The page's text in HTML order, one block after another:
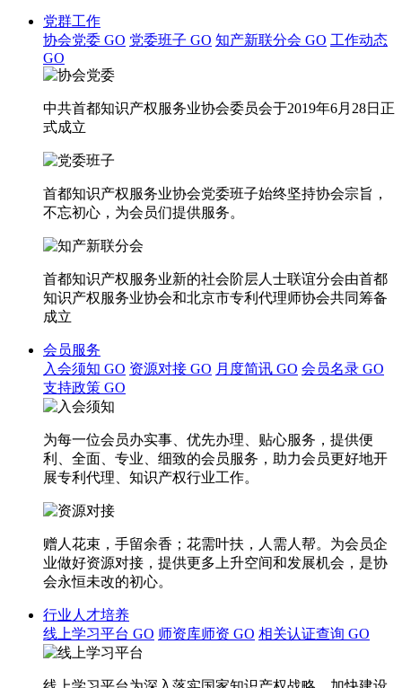
党群工作
协会党委 GO 党委班子 GO 知产新联分会 GO 工作动态
GO
中共首都知识产权服务业协会委员会于2019年6月28日正
式成立
首都知识产权服务业协会党委班子始终坚持协会宗旨，
不忘初心，为会员们提供服务。
首都知识产权服务业新的社会阶层人士联谊分会由首都
知识产权服务业协会和北京市专利代理师协会共同筹备
成立
会员服务
入会须知 GO 资源对接 GO 月度简讯 GO 会员名录 GO
支持政策 GO
为每一位会员办实事、优先办理、贴心服务，提供便
利、全面、专业、细致的会员服务，助力会员更好地开
展专利代理、知识产权行业工作。
赠人花束，手留余香；花需叶扶，人需人帮。为会员企
业做好资源对接，提供更多上升空间和发展机会，是协
会永恒未改的初心。
行业人才培养
线上学习平台 GO 师资库师资 GO 相关认证查询 GO